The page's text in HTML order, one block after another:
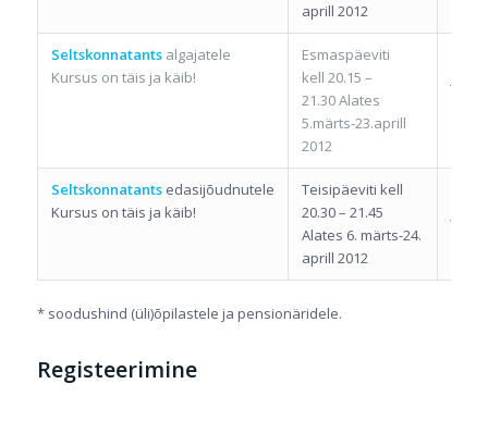
aprill 2012
Seltskonnatants algajatele
Kursus on täis ja käib!
Esmaspäeviti
kell 20.15 –
21.30 Alates
5.märts-23.aprill
2012
Seltskonnatants edasijõudnutele
Kursus on täis ja käib!
Teisipäeviti kell
20.30 – 21.45
Alates 6. märts-24.
aprill 2012
* soodushind (üli)õpilastele ja pensionäridele.
Registeerimine